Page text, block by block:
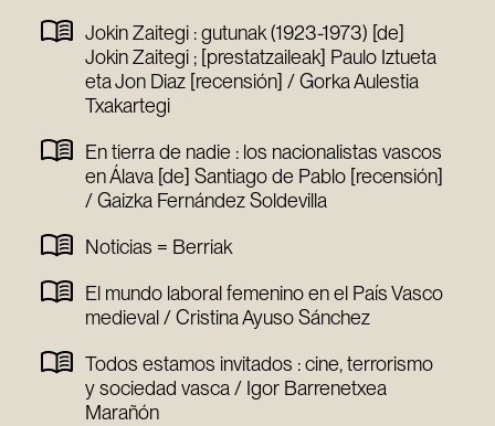
Jokin Zaitegi : gutunak (1923-1973) [de]
Jokin Zaitegi ; [prestatzaileak] Paulo Iztueta
eta Jon Diaz [recensión] / Gorka Aulestia
Txakartegi
En tierra de nadie : los nacionalistas vascos
en Álava [de] Santiago de Pablo [recensión]
/ Gaizka Fernández Soldevilla
Noticias = Berriak
El mundo laboral femenino en el País Vasco
medieval / Cristina Ayuso Sánchez
Todos estamos invitados : cine, terrorismo
y sociedad vasca / Igor Barrenetxea
Marañón